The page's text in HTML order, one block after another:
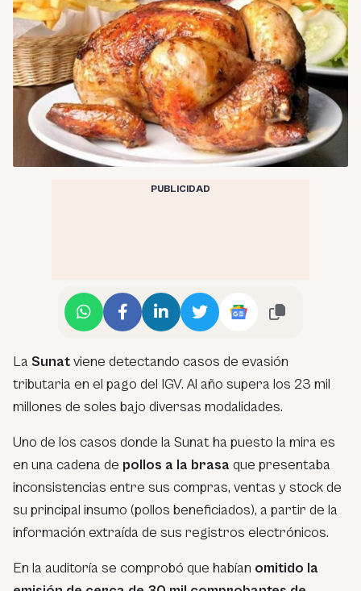
PUBLICIDAD
La Sunatviene detectando casos de evasión
tributaria en el pago del IGV. Al año supera los 23 mil
millones de soles bajo diversas modalidades.
Uno de los casos donde la Sunat ha puesto la mira es
en una cadena de pollos a la brasa que presentaba
inconsistencias entre sus compras, ventas y stock de
su principal insumo (pollos beneficiados), a partir de la
información extraída de sus registros electrónicos.
En la auditoría se comprobó que habían omitido la